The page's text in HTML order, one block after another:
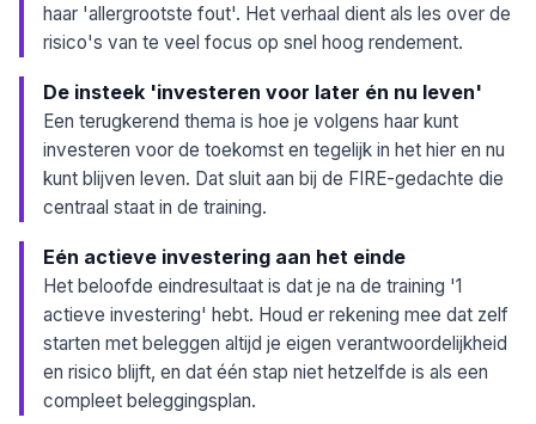
haar 'allergrootste fout'. Het verhaal dient als les over de
risico's van te veel focus op snel hoog rendement.
De insteek 'investeren voor later én nu leven'
Een terugkerend thema is hoe je volgens haar kunt
investeren voor de toekomst en tegelijk in het hier en nu
kunt blijven leven. Dat sluit aan bij de FIRE-gedachte die
centraal staat in de training.
Eén actieve investering aan het einde
Het beloofde eindresultaat is dat je na de training '1
actieve investering' hebt. Houd er rekening mee dat zelf
starten met beleggen altijd je eigen verantwoordelijkheid
en risico blijft, en dat één stap niet hetzelfde is als een
compleet beleggingsplan.